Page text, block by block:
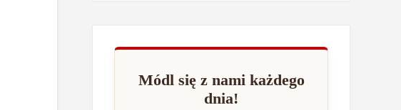
Módl się z nami każdego
dnia!